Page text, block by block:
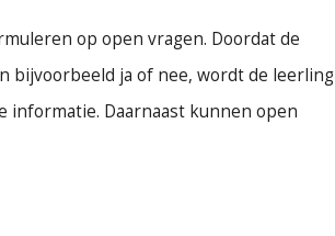
op open vragen. Doordat de
bijvoorbeeld ja of nee, wordt de leerling
informatie. Daarnaast kunnen open